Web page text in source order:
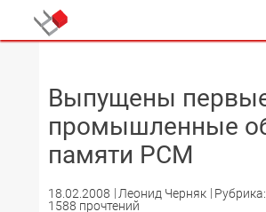
Выпущены
промышленные
памяти PCM
18.02.2008 Леонид Черняк
1588 прочтений